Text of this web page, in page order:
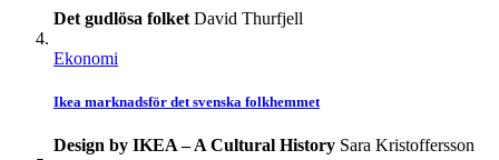
Det gudlösa folket David Thurfjell
Ekonomi
Ikea marknadsför det svenska folkhemmet
Design by IKEA – A Cultural History Sara Kristoffersson